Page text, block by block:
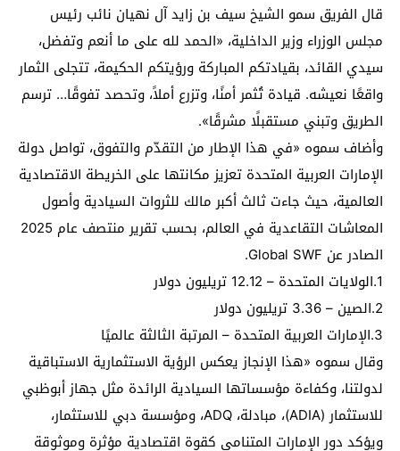
قال الفريق سمو الشيخ سيف بن زايد آل نهيان نائب رئيس
مجلس الوزراء وزير الداخلية، «الحمد لله على ما أنعم وتفضل،
سيدي القائد، بقيادتكم المباركة ورؤيتكم الحكيمة، تتجلى الثمار
واقعًا نعيشه. قيادة تُثمر أمنًا، وتزرع أملاً، وتحصد تفوقًا… ترسم
الطريق وتبني مستقبلًا مشرقًا».
وأضاف سموه «في هذا الإطار من التقدّم والتفوق، تواصل دولة
الإمارات العربية المتحدة تعزيز مكانتها على الخريطة الاقتصادية
العالمية، حيث جاءت ثالث أكبر مالك للثروات السيادية وأصول
المعاشات التقاعدية في العالم، بحسب تقرير منتصف عام 2025
الصادر عن Global SWF.
1.الولايات المتحدة – 12.12 تريليون دولار
2.الصين – 3.36 تريليون دولار
3.الإمارات العربية المتحدة – المرتبة الثالثة عالميًا
وقال سموه «هذا الإنجاز يعكس الرؤية الاستثمارية الاستباقية
لدولتنا، وكفاءة مؤسساتها السيادية الرائدة مثل جهاز أبوظبي
للاستثمار (ADIA)، مبادلة، ADQ، ومؤسسة دبي للاستثمار،
ويؤكد دور الإمارات المتنامي كقوة اقتصادية مؤثرة وموثوقة